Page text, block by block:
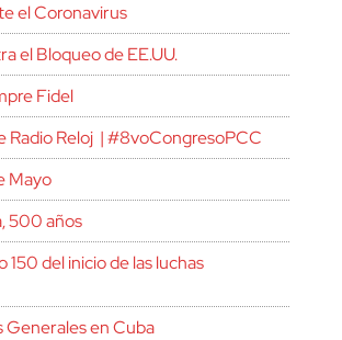
el Coronavirus
el Bloqueo de EE.UU.
Fidel
Radio Reloj | #8voCongresoPCC
Mayo
500 años
150 del inicio de las luchas
Generales en Cuba